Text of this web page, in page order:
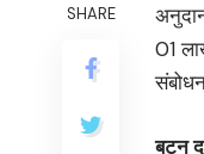
SHARE
01
बटन